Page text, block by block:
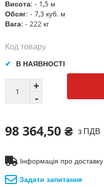
Висота: - 1,5 м
Обсяг: - 7,3 куб. м
Вага: - 222 кг
98 364,50 ₴ з ПДВ
В НАЯВНОСТІ
Код товару
Інформація про доставку
Задати запитання